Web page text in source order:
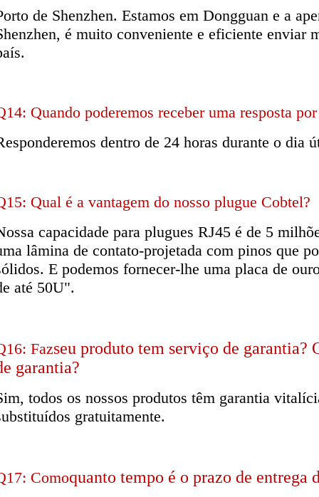
de Shenzhen. Estamos em Dongguan e a
é muito conveniente e eficiente enviar
Quando poderemos receber uma resposta
dentro de 24 horas durante o dia
Qual é a vantagem do nosso plugue Cobtel?
capacidade para plugues RJ45 é de 5
lâmina de contato-projetada com pinos que
E podemos fornecer-lhe uma placa de
até 50U".
Fazseu produto tem serviço de garantia?
garantia?
todos os nossos produtos têm garantia
gratuitamente.
Comoquanto tempo é o prazo de entrega